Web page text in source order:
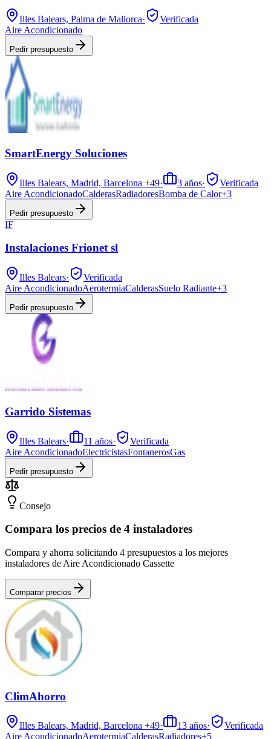
Illes Balears, Palma de Mallorca·
Verificada
Aire Acondicionado
Pedir presupuesto
SmartEnergy Soluciones
Illes Balears, Madrid, Barcelona +49· 3 años·
Verificada
Aire AcondicionadoCalderasRadiadoresBomba de Calor+3
Pedir presupuesto
IF
Instalaciones Frionet sl
Illes Balears·
Verificada
Aire AcondicionadoAerotermiaCalderasSuelo Radiante+3
Pedir presupuesto
Garrido Sistemas
Illes Balears· 11 años·
Verificada
Aire AcondicionadoElectricistasFontanerosGas
Pedir presupuesto
Consejo
Compara los precios de 4 instaladores
Compara y ahorra solicitando 4 presupuestos a los mejores
instaladores de Aire Acondicionado Cassette
Comparar precios
ClimAhorro
Illes Balears, Madrid, Barcelona +49· 13 años·
Verificada
Aire AcondicionadoAerotermiaCalderasRadiadores+5